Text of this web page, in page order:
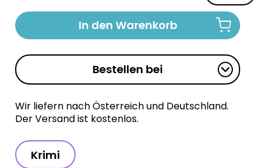
In den Warenkorb
Bestellen bei
Wir liefern nach Österreich und Deutschland.
Der Versand ist kostenlos.
Krimi